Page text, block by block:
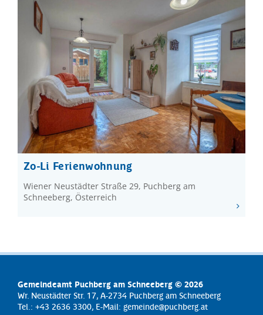
Zo-Li Ferienwohnung
Wiener Neustädter Straße 29, Puchberg am
Schneeberg, Österreich
Gemeindeamt Puchberg am Schneeberg © 2026
Wr. Neustädter Str. 17, A-2734 Puchberg am Schneeberg
Tel.: +43 2636 3300, E-Mail: gemeinde@puchberg.at